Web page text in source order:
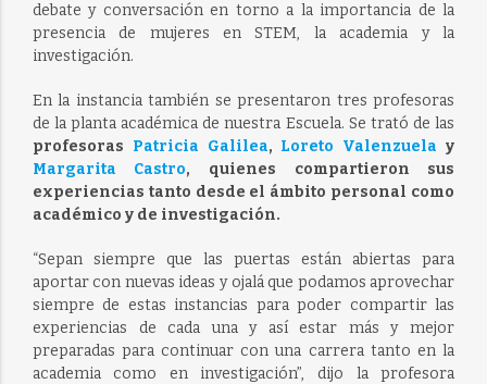
debate y conversación en torno a la importancia de la
presencia de mujeres en STEM, la academia y la
investigación.
En la instancia también se presentaron tres profesoras
de la planta académica de nuestra Escuela. Se trató de las
profesoras Patricia Galilea, Loreto Valenzuela y
Margarita Castro, quienes compartieron sus
experiencias tanto desde el ámbito personal como
académico y de investigación.
“Sepan siempre que las puertas están abiertas para
aportar con nuevas ideas y ojalá que podamos aprovechar
siempre de estas instancias para poder compartir las
experiencias de cada una y así estar más y mejor
preparadas para continuar con una carrera tanto en la
academia como en investigación”, dijo la profesora